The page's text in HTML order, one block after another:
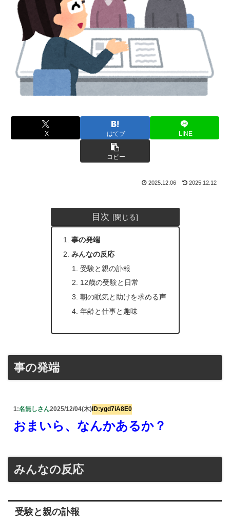
X はてブ LINE
コピー
2025.12.06 2025.12.12
目次
事の発端
みんなの反応
受験と親の訃報
12歳の受験と日常
朝の眠気と助けを求める声
年齢と仕事と趣味
事の発端
1:名無しさん2025/12/04(木)ID:ygd7iA8E0
おまいら、なんかあるか？
みんなの反応
受験と親の訃報